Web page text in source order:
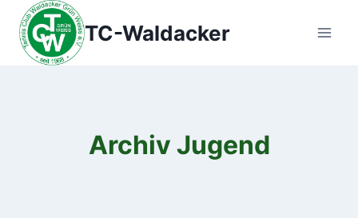
Zum
Inhalt
springen
TC-Waldacker
Archiv Jugend